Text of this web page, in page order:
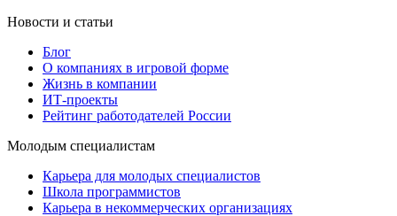
Новости и статьи
Блог
О компаниях в игровой форме
Жизнь в компании
ИТ-проекты
Рейтинг работодателей России
Молодым специалистам
Карьера для молодых специалистов
Школа программистов
Карьера в некоммерческих организациях